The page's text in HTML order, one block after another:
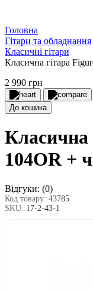
Головна
Гітари та обладнання
Класичні гітари
Класична гітара
2 990 грн
До кошика
Класична
104OR +
Відгуки: (0)
Код товару: 43785
SKU: 17-2-43-1